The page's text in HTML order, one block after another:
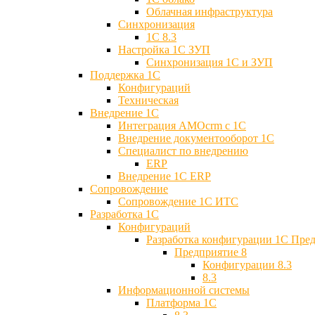
Облачная инфраструктура
Синхронизация
1С 8.3
Настройка 1С ЗУП
Синхронизация 1С и ЗУП
Поддержка 1С
Конфигураций
Техническая
Внедрение 1С
Интеграция AMOcrm с 1C
Внедрение документооборот 1С
Специалист по внедрению
ERP
Внедрение 1С ERP
Cопровождение
Cопровождение 1С ИТС
Разработка 1C
Конфигураций
Разработка конфигурации 1С
Предприятие 8
Конфигурации 8.3
8.3
Информационной системы
Платформа 1С